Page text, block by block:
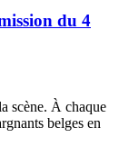
du 4
scène. À chaque
belges en